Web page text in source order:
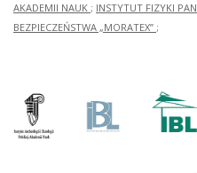
AKADEMII NAUK ; INSTYTUT FIZYKI PAN
BEZPIECZEŃSTWA „MORATEX” ;